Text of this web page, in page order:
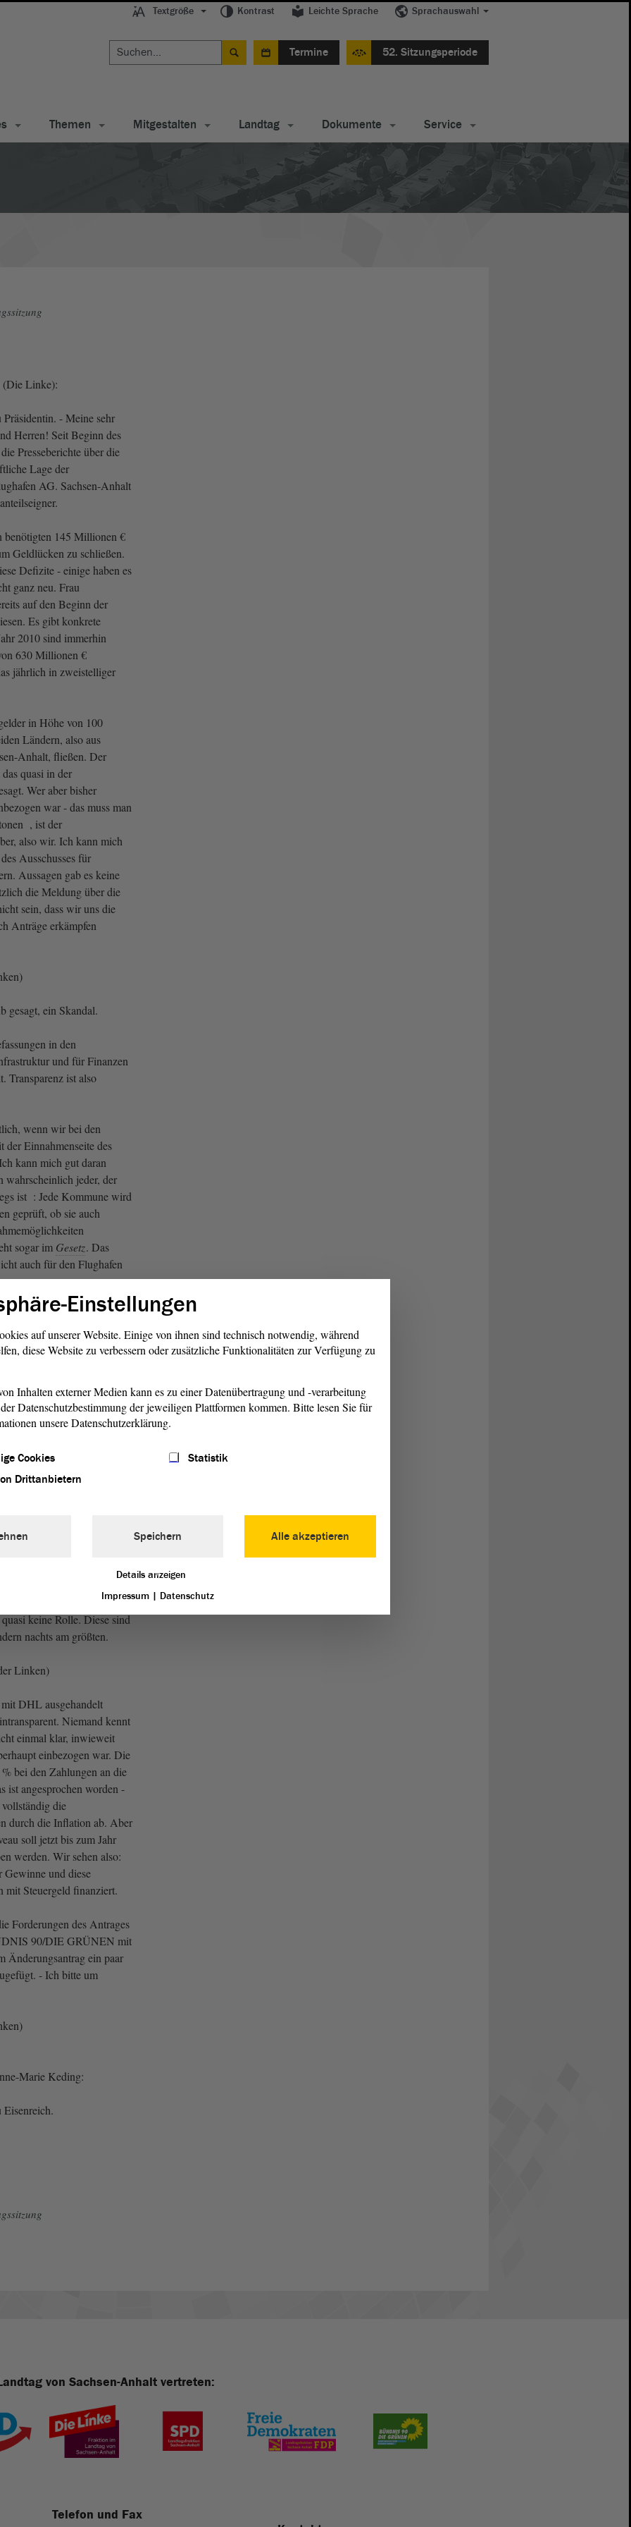
Textgröße Kontrast Leichte Sprache Sprachauswahl
Termine 52. Sitzungsperiode
Themen Mitgestalten Landtag Dokumente Service
(Die Linke):
- Meine sehr
Herren! Seit Beginn des
Presseberichte über die
Lage der
AG. Sachsen-Anhalt
benötigten 145 Millionen €
Geldlücken zu schließen.
Defizite - einige haben es
ganz neu. Frau
auf den Beginn der
Es gibt konkrete
2010 sind immerhin
630 Millionen €
jährlich in zweistelliger
in Höhe von 100
Ländern, also aus
Anhalt, fließen. Der
quasi in der
Wer aber bisher
war - das muss man
, ist der
also wir. Ich kann mich
Ausschusses für
Aussagen gab es keine
die Meldung über die
sein, dass wir uns die
Anträge erkämpfen
gesagt, ein Skandal.
in den
und für Finanzen
Transparenz ist also
wenn wir bei den
der Einnahmenseite des
kann mich gut daran
wahrscheinlich jeder, der
ist : Jede Kommune wird
geprüft, ob sie auch
sogar im Gesetz. Das
auch für den Flughafen
Linken)
die Einnahmesituation
auch Anreize für
emissionsärmere
Start- und Landeentgelte
noch Fehlanzeige.
im letzten Jahr
haben eine minimale
aber insgesamt gibt
Wir liegen also
dem Bundesdurchschnitt
längst als
Anwohnerinnen und
keine Rolle. Diese sind
nachts am größten.
Linken)
DHL ausgehandelt
Niemand kennt
einmal klar, inwieweit
einbezogen war. Die
bei den Zahlungen an die
ist angesprochen worden -
die
durch die Inflation ab. Aber
soll jetzt bis zum Jahr
werden. Wir sehen also:
und diese
mit Steuergeld finanziert.
Forderungen des Antrages
90/DIE GRÜNEN mit
Änderungsantrag ein paar
- Ich bitte um
Marie Keding:
von Sachsen-Anhalt vertreten:
Telefon und Fax
Einstellungen
auf unserer Website. Einige von ihnen sind technisch notwendig, während
diese Website zu verbessern oder zusätzliche Funktionalitäten zur Verfügung zu
Inhalten externer Medien kann es zu einer Datenübertragung und -verarbeitung
Datenschutzbestimmung der jeweiligen Plattformen kommen. Bitte lesen Sie für
unsere Datenschutzerklärung.
Cookies
Statistik
Drittanbietern
Alle akzeptieren
Speichern
Details anzeigen
Impressum | Datenschutz